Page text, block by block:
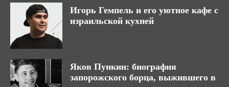
Игорь Гемпель и его уютное кафе с
израильской кухней
Яков Пункин: биография
запорожского борца, выжившего в